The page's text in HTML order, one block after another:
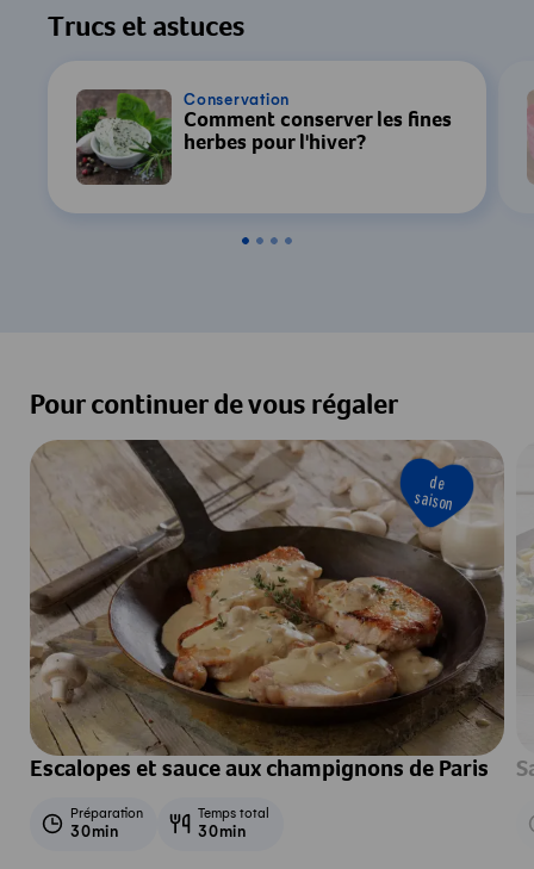
Trucs et astuces
Conservation
Comment conserver les fines
herbes pour l'hiver?
Pour continuer de vous régaler
de
saison
Escalopes et sauce aux champignons de Paris
Préparation
30min
Temps total
30min